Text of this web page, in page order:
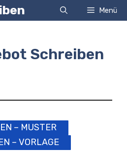
Menü
Schreiben
– MUSTER
– VORLAGE